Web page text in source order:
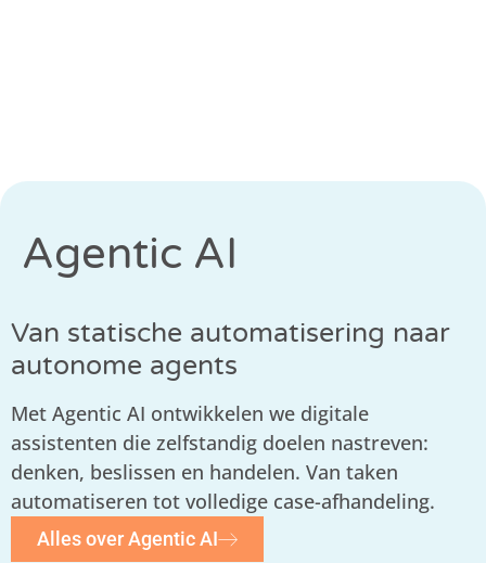
Agentic AI
Van statische automatisering naar
autonome agents
Met Agentic AI ontwikkelen we digitale
assistenten die zelfstandig doelen nastreven:
denken, beslissen en handelen. Van taken
automatiseren tot volledige case-afhandeling.
Alles over Agentic AI